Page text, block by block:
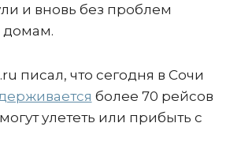
и вновь без проблем
домам.
писал, что сегодня в Сочи
более 70 рейсов
улететь или прибыть с